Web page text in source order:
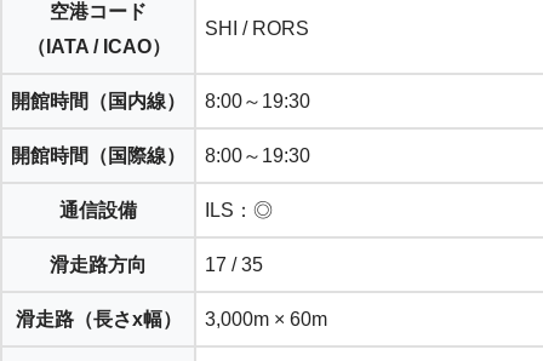
空港コード
（IATA / ICAO）
SHI / RORS
開館時間（ 国内線） 8:00～19:30
開館時間（ 国際線） 8:00～19:30
通信設備 ILS：◎
滑走路方向 17 / 35
滑走路（長さx幅） 3,000m × 60m